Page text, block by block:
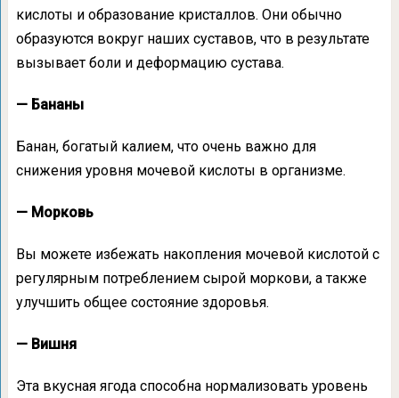
кислоты и образование кристаллов. Они обычно
образуются вокруг наших суставов, что в результате
вызывает боли и деформацию сустава.
— Бананы
Банан, богатый калием, что очень важно для
снижения уровня мочевой кислоты в организме.
— Морковь
Вы можете избежать накопления мочевой кислотой с
регулярным потреблением сырой моркови, а также
улучшить общее состояние здоровья.
— Вишня
Эта вкусная ягода способна нормализовать уровень